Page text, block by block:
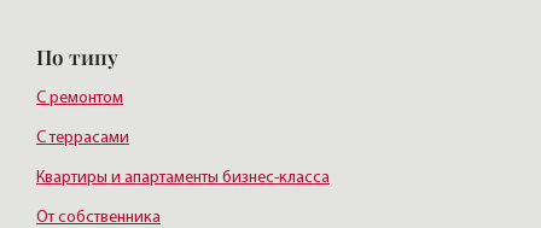
По типу
С ремонтом
С террасами
Квартиры и апартаменты бизнес-класса
От собственника